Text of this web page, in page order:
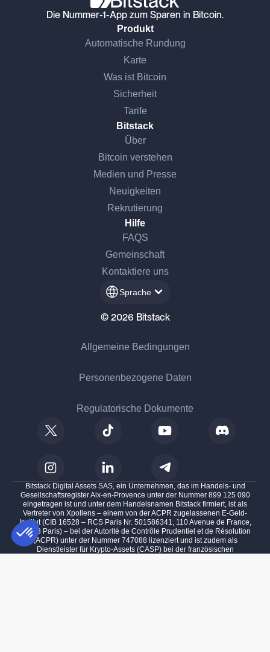
Die Nummer-1-App zum Sparen in Bitcoin.
Produkt
Automatische Rundung
Karte
Was ist Bitcoin
Sicherheit
Tarife
Bitstack
Über
Bitcoin verstehen
Medien und Presse
Neuigkeiten
Rekrutierung
Hilfe
FAQS
Gemeinschaft
Kontaktiere uns
Sprache
© 2026 Bitstack
Allgemeine Bedingungen
Personenbezogene Daten
Regulatorische Dokumente
Bitstack Digital Assets SAS, ein Unternehmen, das im Handels- und
Gesellschaftsregister Aix-en-Provence unter der Nummer 899 125 090
eingetragen ist und unter dem Handelsnamen Bitstack firmiert, ist als
Vertreter von Xpollens – einem von der ACPR zugelassenen E-Geld-
Institut (CIB 16528 – RCS Paris Nr. 501586341, 110 Avenue de France,
75013 Paris) – bei der Autorité de Contrôle Prudentiel et de Résolution
(ACPR) unter der Nummer 747088 lizenziert und ist zudem als
Dienstleister für Krypto-Assets (CASP) bei der französischen